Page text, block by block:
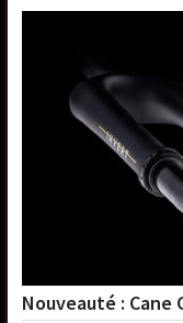
Nouveauté : Cane